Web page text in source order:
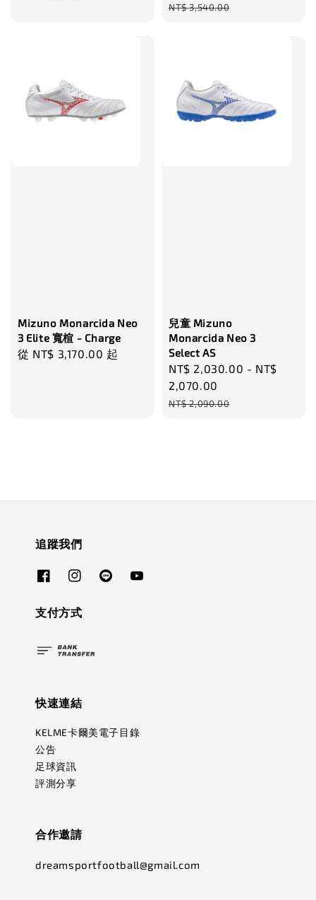
price
NT$ 3,540.00
Mizuno Monarcida Neo
3 Elite 寬楦 - Charge
Regular
從 NT$ 3,170.00 起
兒童 Mizuno
Monarcida Neo 3
Select AS
Sale
price
NT$ 2,030.00 - NT$
2,070.00
Regular
NT$ 2,090.00
追蹤我們
支付方式
快速連結
KELME卡爾美電子目錄
公告
足球資訊
評測分享
合作邀請
dreamsportfootball@gmail.com